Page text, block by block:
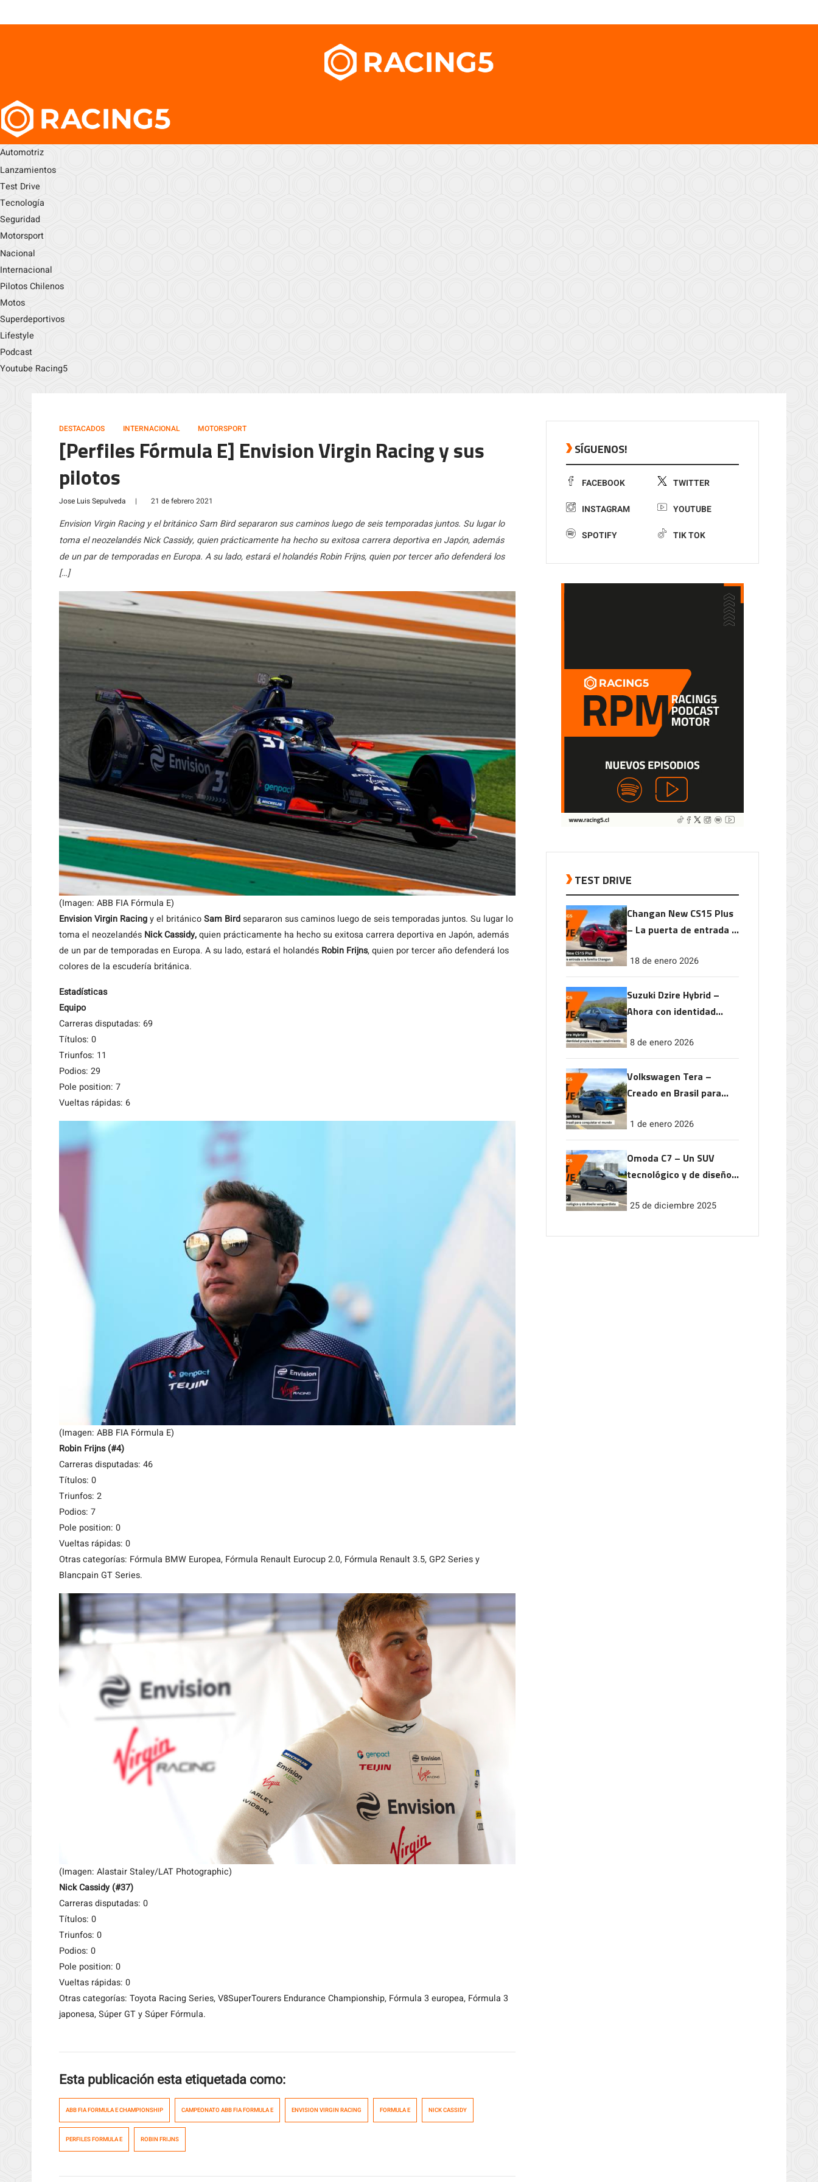
Automotriz
Lanzamientos
Test Drive
Tecnología
Seguridad
Motorsport
Nacional
Internacional
Pilotos Chilenos
Motos
Superdeportivos
Lifestyle
Podcast
Youtube Racing5
DESTACADOS INTERNACIONAL MOTORSPORT
[Perfiles Fórmula E] Envision Virgin Racing y sus
pilotos
Jose Luis Sepulveda | 21 de febrero 2021
Envision Virgin Racing y el británico Sam Bird separaron sus caminos luego de seis temporadas juntos. Su lugar lo
toma el neozelandés Nick Cassidy, quien prácticamente ha hecho su exitosa carrera deportiva en Japón, además
de un par de temporadas en Europa. A su lado, estará el holandés Robin Frijns, quien por tercer año defenderá los
[…]
(Imagen: ABB FIA Fórmula E)
Envision Virgin Racingy el británicoSam Birdsepararon sus caminos luego de seis temporadas juntos. Su lugar lo
toma el neozelandés Nick Cassidy,quien prácticamente ha hecho su exitosa carrera deportiva en Japón, además
de un par de temporadas en Europa. A su lado, estará el holandés Robin Frijns, quien por tercer año defenderá los
colores de la escudería británica.
Estadísticas
Equipo
Carreras disputadas: 69
Títulos: 0
Triunfos: 11
Podios: 29
Pole position: 7
Vueltas rápidas: 6
(Imagen: ABB FIA Fórmula E)
Robin Frijns (#4)
Carreras disputadas: 46
Títulos: 0
Triunfos: 2
Podios: 7
Pole position: 0
Vueltas rápidas: 0
Otras categorías: Fórmula BMW Europea, Fórmula Renault Eurocup 2.0, Fórmula Renault 3.5, GP2 Series y
Blancpain GT Series.
(Imagen: Alastair Staley/LAT Photographic)
Nick Cassidy (#37)
Carreras disputadas: 0
Títulos: 0
Triunfos: 0
Podios: 0
Pole position: 0
Vueltas rápidas: 0
Otras categorías: Toyota Racing Series, V8SuperTourers Endurance Championship, Fórmula 3 europea, Fórmula 3
japonesa, Súper GT y Súper Fórmula.
Esta publicación esta etiquetada como:
ABB FIA FORMULA E CHAMPIONSHIP CAMPEONATO ABB FIA FORMULA E ENVISION VIRGIN RACING FORMULA E NICK CASSIDY
PERFILES FORMULA E ROBIN FRIJNS
SÍGUENOS!
FACEBOOK TWITTER
INSTAGRAM YOUTUBE
SPOTIFY TIK TOK
TEST DRIVE
Changan New CS15 Plus
– La puerta de entrada a
18 de enero 2026
Suzuki Dzire Hybrid –
Ahora con identidad
rendimiento
8 de enero 2026
Volkswagen Tera –
Creado en Brasil para
1 de enero 2026
Omoda C7 – Un SUV
tecnológico y de diseño
25 de diciembre 2025